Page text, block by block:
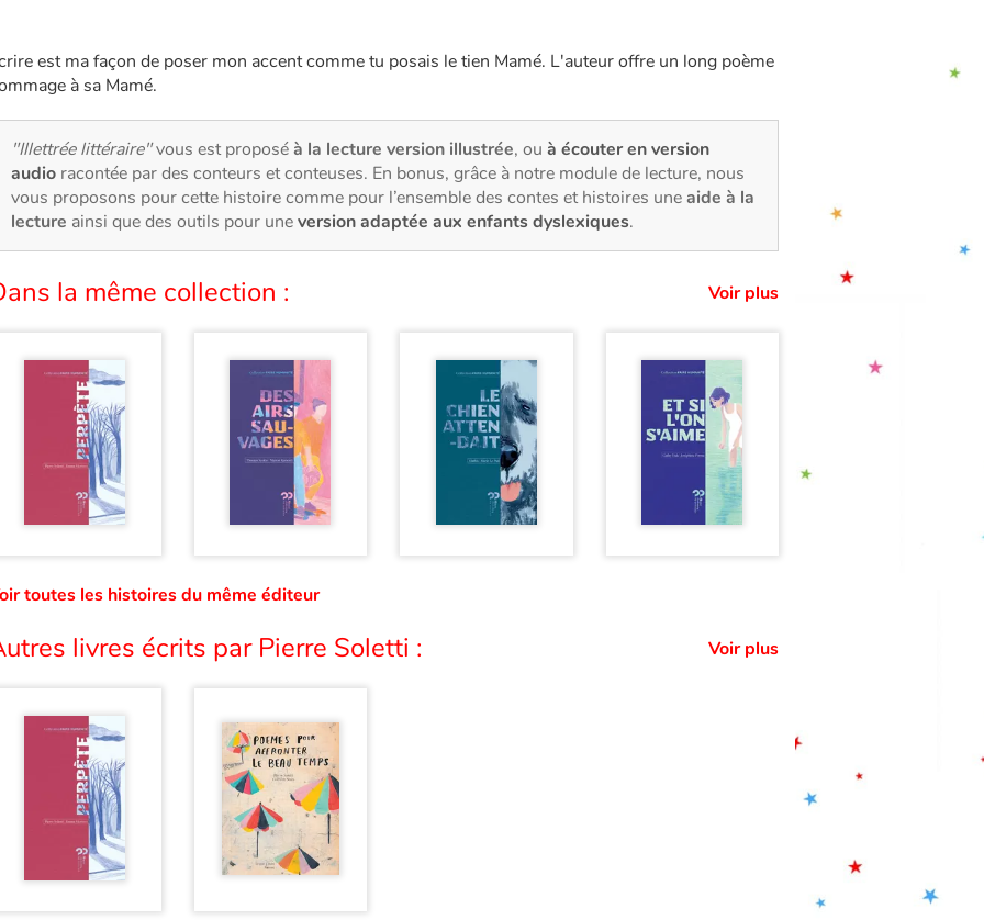
est ma façon de poser mon accent comme tu posais le tien Mamé. L'auteur offre un long poème
à sa Mamé.
"Illettrée littéraire"vous est proposéà la lecture version illustrée, ou à écouter en version
audio racontée par des conteurs et conteuses. En bonus, grâce à notre module de lecture, nous
vous proposons pour cette histoire comme pour l’ensemble des contes et histoires uneaide à la
lecture ainsi que des outils pour uneversion adaptée aux enfants dyslexiques.
la même collection : Voir plus
toutes les histoires du même éditeur
livres écrits par Pierre Soletti : Voir plus